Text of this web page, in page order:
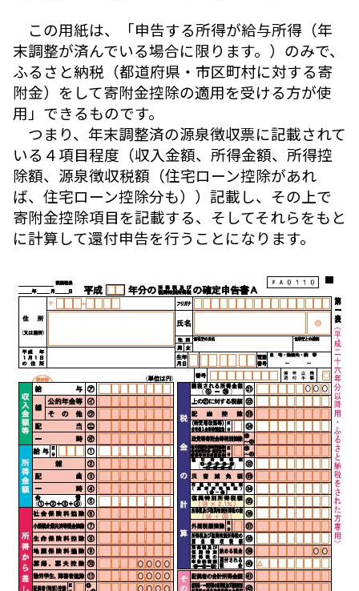
この用紙は、「申告する所得が給与所得（年
末調整が済んでいる場合に限ります。）のみで、
ふるさと納税（都道府県・市区町村に対する寄
附金）をして寄附金控除の適用を受ける方が使
用」できるものです。
つまり、年末調整済の源泉徴収票に記載されて
いる４項目程度（収入金額、所得金額、所得控
除額、源泉徴収税額（住宅ローン控除があれ
ば、住宅ローン控除分も））記載し、その上で
寄附金控除項目を記載する、そしてそれらをもと
に計算して還付申告を行うことになります。